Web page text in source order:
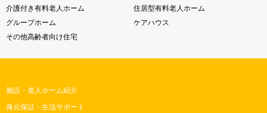
介護付き有料老人ホーム
住居型有料老人ホーム
グループホーム
ケアハウス
その他高齢者向け住宅
施設・老人ホーム紹介
身元保証・生活サポート